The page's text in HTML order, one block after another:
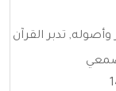
وأصوله, تدبر القرآن